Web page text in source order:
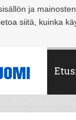
ja
siitä, kuinka
Joensuu